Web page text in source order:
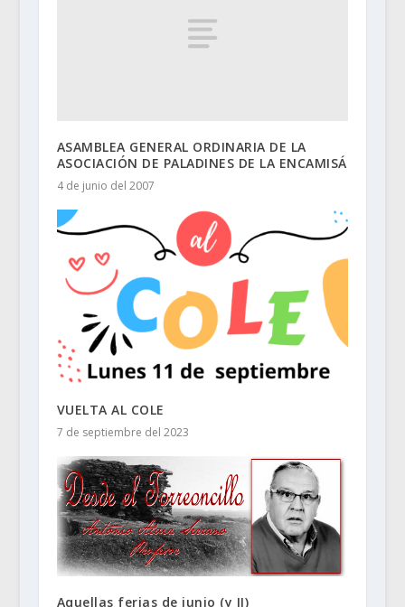
ASAMBLEA GENERAL ORDINARIA DE LA
ASOCIACIÓN DE PALADINES DE LA ENCAMISÁ
4 de junio del 2007
VUELTA AL COLE
7 de septiembre del 2023
Aquellas ferias de junio (y II)